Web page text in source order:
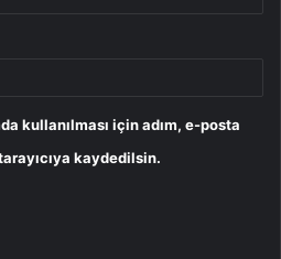
kullanılması için adım, e-posta
kaydedilsin.